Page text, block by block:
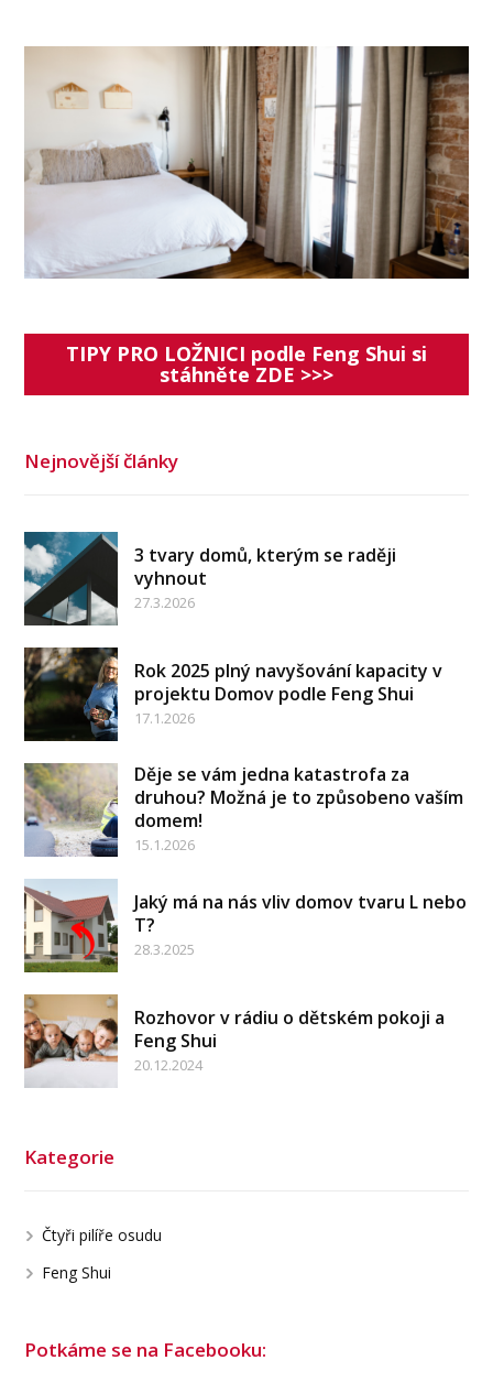
TIPY PRO LOŽNICI podle Feng Shui si
stáhněte ZDE >>>
Nejnovější články
3 tvary domů, kterým se raději
vyhnout
27.3.2026
Rok 2025 plný navyšování kapacity v
projektu Domov podle Feng Shui
17.1.2026
Děje se vám jedna katastrofa za
druhou? Možná je to způsobeno vaším
domem!
15.1.2026
Jaký má na nás vliv domov tvaru L nebo
T?
28.3.2025
Rozhovor v rádiu o dětském pokoji a
Feng Shui
20.12.2024
Kategorie
Čtyři pilíře osudu
Feng Shui
Potkáme se na Facebooku: